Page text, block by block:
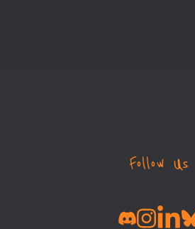
Follow Us